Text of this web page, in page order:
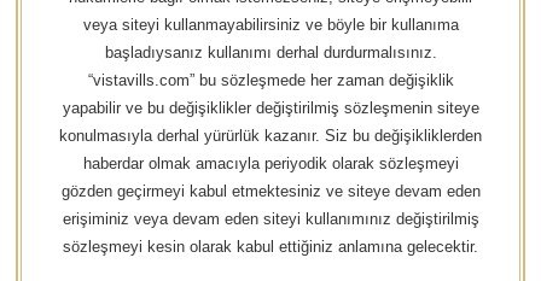
veya siteyi kullanmayabilirsiniz ve böyle bir kullanıma
başladıysanız kullanımı derhal durdurmalısınız.
“vistavills.com” bu sözleşmede her zaman değişiklik
yapabilir ve bu değişiklikler değiştirilmiş sözleşmenin siteye
konulmasıyla derhal yürürlük kazanır. Siz bu değişikliklerden
haberdar olmak amacıyla periyodik olarak sözleşmeyi
gözden geçirmeyi kabul etmektesiniz ve siteye devam eden
erişiminiz veya devam eden siteyi kullanımınız değiştirilmiş
sözleşmeyi kesin olarak kabul ettiğiniz anlamına gelecektir.